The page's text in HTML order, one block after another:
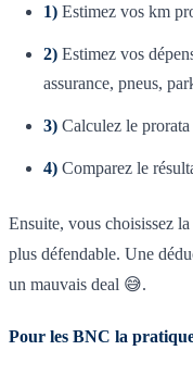
1) Estimez vos km
2) Estimez vos
assurance, pneus,
3) Calculez le
4) Comparez le
Ensuite, vous choisissez
plus défendable. Une
un mauvais deal 😅.
Pour les BNC la